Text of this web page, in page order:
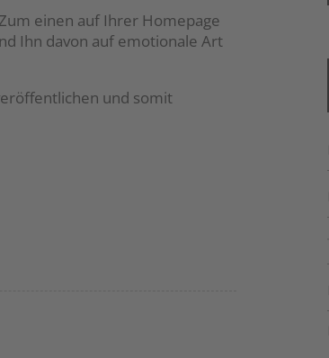
einen auf Ihrer Homepage
Ihn davon auf emotionale Art
und somit